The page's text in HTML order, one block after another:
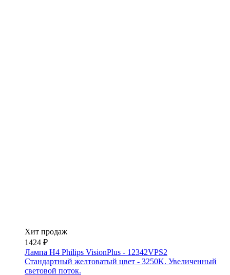
Хит продаж
1424 ₽
Лампа H4 Philips VisionPlus - 12342VPS2
Стандартный желтоватый цвет - 3250K. Увеличенный
световой поток.